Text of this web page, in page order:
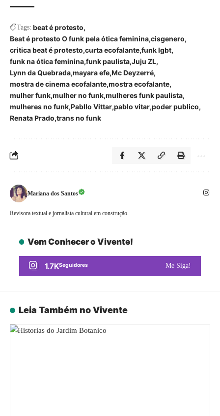
Tags: beat é protesto
Beat é protesto O funk pela ótica feminina cisgenero
critica beat é protesto curta ecofalante funk lgbt
funk na ótica feminina funk paulista Juju ZL
Lynn da Quebrada mayara efe Mc Deyzerré
mostra de cinema ecofalante mostra ecofalante
mulher funk mulher no funk mulheres funk paulista
mulheres no funk Pabllo Vittar pablo vitar poder publico
Renata Prado trans no funk
Mariana dos Santos
Revisora textual e jornalista cultural em construção.
Vem Conhecer o Vivente!
1.7KSeguidores Me Siga!
Leia Também no Vivente